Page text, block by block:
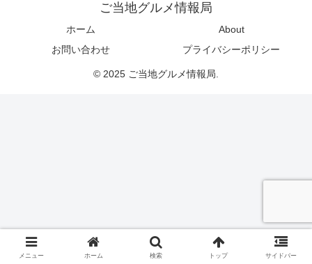
ご当地グルメ情報局
ホーム
About
お問い合わせ
プライバシーポリシー
© 2025 ご当地グルメ情報局.
メニュー ホーム 検索 トップ サイドバー